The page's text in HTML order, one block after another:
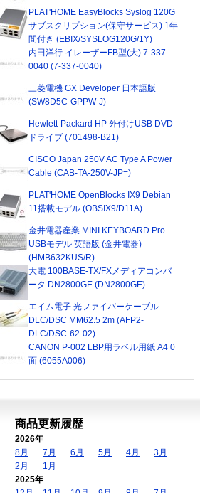
PLAT'HOME EasyBlocks Syslog 120G
サブスクリプション(保守サービス) 1年
間付き (EBIX/SYSLOG120G/1Y)
内田洋行 イレーザーFB型(大) 7-337-
0040 (7-337-0040)
三菱電機 GX Developer 日本語版
(SW8D5C-GPPW-J)
Hewlett-Packard HP 外付けUSB DVD
ドライブ (701498-B21)
CISCO Japan 250V AC Type A Power
Cable (CAB-TA-250V-JP=)
PLAT'HOME OpenBlocks IX9 Debian
11搭載モデル (OBSIX9/D11A)
金井電器産業 MINI KEYBOARD Pro
USBモデル 英語版 (金井電器)
(HMB632KUS/R)
大電 100BASE-TX/FXメディアコンバ
ータ DN2800GE (DN2800GE)
エイム電子 光ファイバーケーブル
DLC/DSC MM62.5 2m (AFP2-
DLC/DSC-62-02)
CANON P-002 LBP用ラベル用紙 A4 0
面 (6055A006)
商品更新履歴
2026年
8月
7月 6月 5月 4月
3月
2月
1月
2025年